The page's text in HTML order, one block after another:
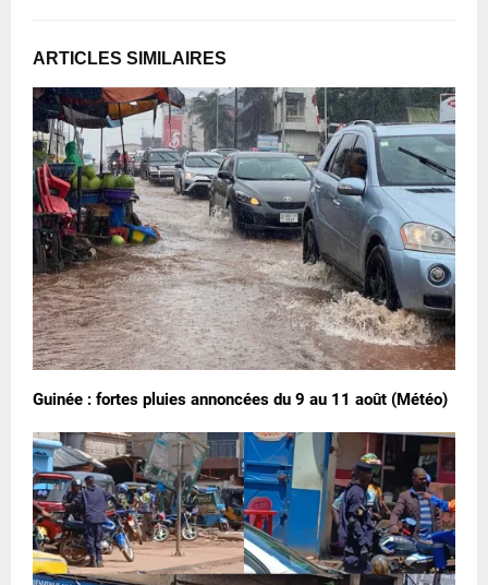
ARTICLES SIMILAIRES
Guinée : fortes pluies annoncées du 9 au 11 août (Météo)